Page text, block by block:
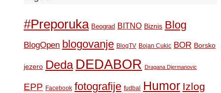
#Preporuka Beograd BITNO Biznis Blog
BlogOpen blogovanje BlogTV Bojan Cukic BOR Borsko
jezero Deda DEDABOR Dragana Djermanovic
EPP Facebook fotografije fudbal Humor Izlog